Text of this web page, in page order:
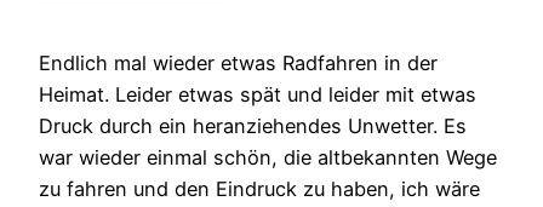
Endlich mal wieder etwas Radfahren in der
Heimat. Leider etwas spät und leider mit etwas
Druck durch ein heranziehendes Unwetter. Es
war wieder einmal schön, die altbekannten Wege
zu fahren und den Eindruck zu haben, ich wäre